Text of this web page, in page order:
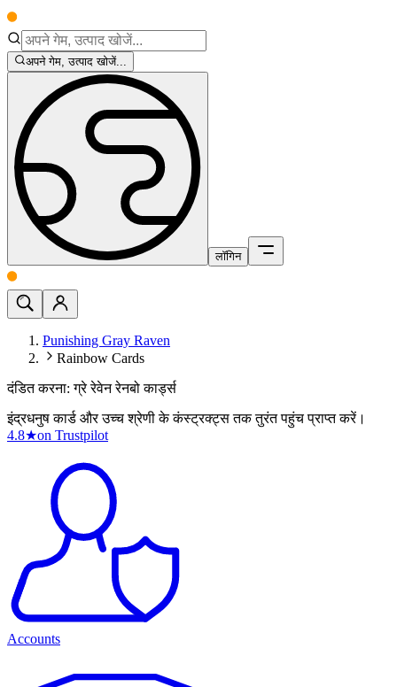
अपने गेम, उत्पाद खोजें...
लॉगिन
Punishing Gray Raven
Rainbow Cards
दंडित करना: ग्रे रेवेन रेनबो कार्ड्स
इंद्रधनुष कार्ड और उच्च श्रेणी के कंस्ट्रक्ट्स तक तुरंत पहुंच प्राप्त करें।
4.8★on Trustpilot
Accounts